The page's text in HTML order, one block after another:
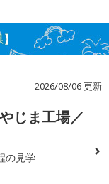
2026/08/06 更新
じま工場／
の見学